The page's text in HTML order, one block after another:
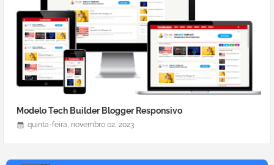
Modelo Tech Builder Blogger Responsivo
quinta-feira, novembro 02, 2023